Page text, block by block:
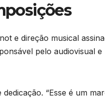
e direção musical
pelo audiovisual e
“Esse é um